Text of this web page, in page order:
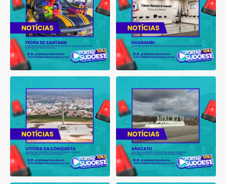
Conquista é obrigado a
1 0
reclamam de quedas
constantes...
1